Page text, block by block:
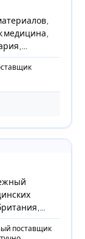
медицина,
поставщик